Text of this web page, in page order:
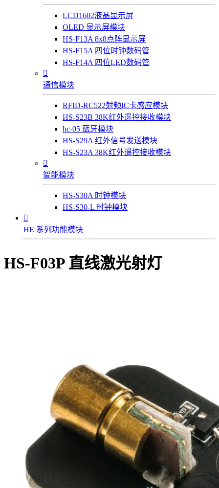
LCD1602液晶显示屏
OLED 显示屏模块
HS-F13A 8x8点阵显示屏
HS-F15A 四位时钟数码管
HS-F14A 四位LED数码管

通信模块
RFID-RC522射频IC卡感应模块
HS-S23B 38K红外遥控接收模块
hc-05 蓝牙模块
HS-S29A 红外信号发送模块
HS-S23A 38K红外遥控接收模块

智能模块
HS-S30A 时钟模块
HS-S30-L 时钟模块

HE 系列功能模块
HS-F03P 直线激光射灯